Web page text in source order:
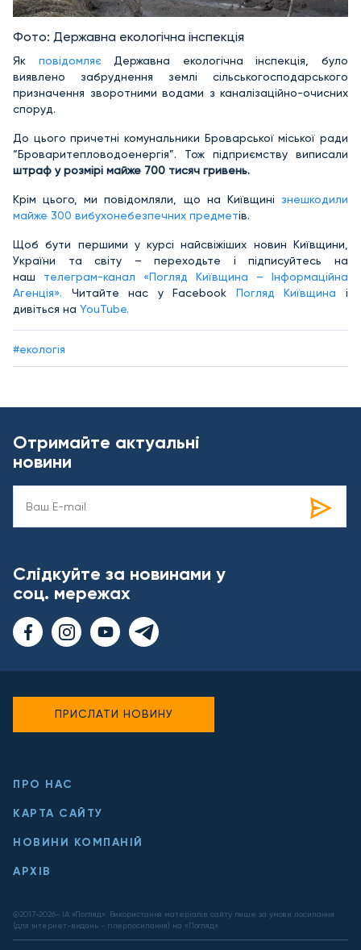
Фото: Державна екологічна інспекція
Як повідомляє Державна екологічна інспекція, було
виявлено забруднення землі сільськогосподарського
призначення зворотними водами з каналізаційно-очисних
споруд.
До цього причетні комунальники Броварської міської ради
“Броваритепловодоенергія”. Тож підприємству виписали
штраф у розмірі майже 700 тисяч гривень.
Крім цього, ми повідомляли, що на Київщині знешкодили
майже 300 вибухонебезпечних предметів.
Щоб бути першими у курсі найсвіжіших новин Київщини,
України та світу – переходьте і підписуйтесь на
наш телеграм-канал «Погляд Київщина – Інформаційна
Агенція». Читайте нас у Facebook Погляд Київщинаі
дивіться на YouTube.
#екологія
Отримайте актуальні
новини
Слідкуйте за новинами у
соц. мережах
ПРО НАС
КАРТА САЙТУ
НОВИНИ КОМПАНІЙ
АРХІВ
@2017-2026- ІА «Погляд». Використання матеріалів сайту лише за умови посилання
(для інтернет-видань - гіперпосилання) на «Погляд».
ПРИСЛАТИ НОВИНУ